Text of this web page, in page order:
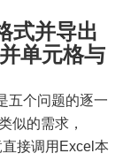
式并导出
单元格与
五个问题的逐一
似的需求，
接调用Excel本